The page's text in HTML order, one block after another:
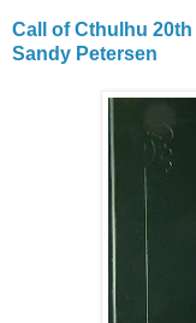
Call of Cthulhu
Sandy Petersen